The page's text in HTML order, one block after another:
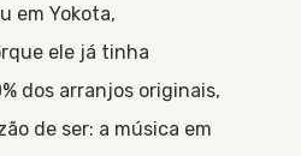
em Yokota,
ele já tinha
dos arranjos originais,
de ser: a música em